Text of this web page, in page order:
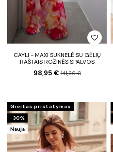
CAYLI - MAXI SUKNELĖ SU GĖLIŲ
RAŠTAIS ROŽINĖS SPALVOS
98,95 €141,36 €
Greitas pristatymas
−30%
Nauja